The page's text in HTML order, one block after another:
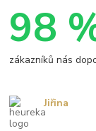
98
zákazníků nás
Jiřina